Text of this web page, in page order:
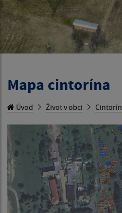
Mapa cintorína
Úvod Život v obci Cintorín